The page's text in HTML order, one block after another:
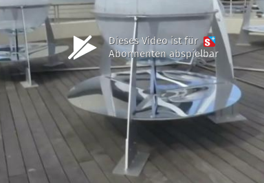
Dieses Video ist für
Abonnenten abspielbar